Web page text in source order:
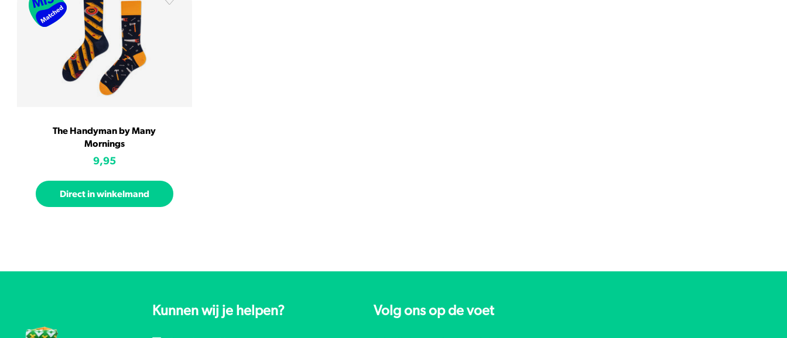
The Handyman by Many
Mornings
9,95
Direct in winkelmand
Kunnen wij je helpen? Volg ons op de voet